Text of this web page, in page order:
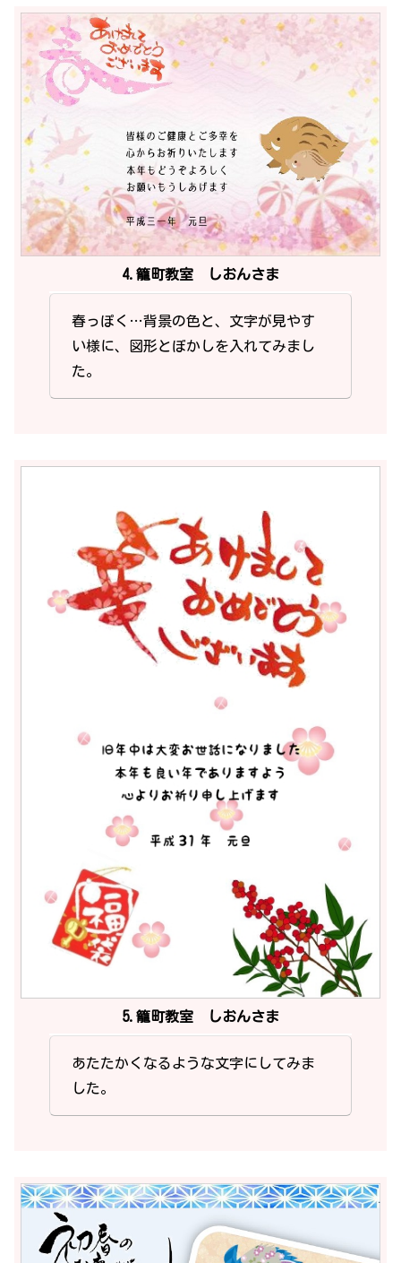
4.籠町教室 しおんさま
春っぽく…背景の色と、文字が見やす
い様に、図形とぼかしを入れてみまし
た。
5.籠町教室 しおんさま
あたたかくなるような文字にしてみま
した。